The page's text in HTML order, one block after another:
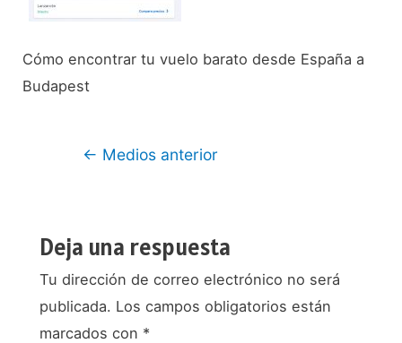
Cómo encontrar tu vuelo barato desde España a
Budapest
Navegación
← Medios anterior
Deja una respuesta
Tu dirección de correo electrónico no será
publicada. Los campos obligatorios están
marcados con *